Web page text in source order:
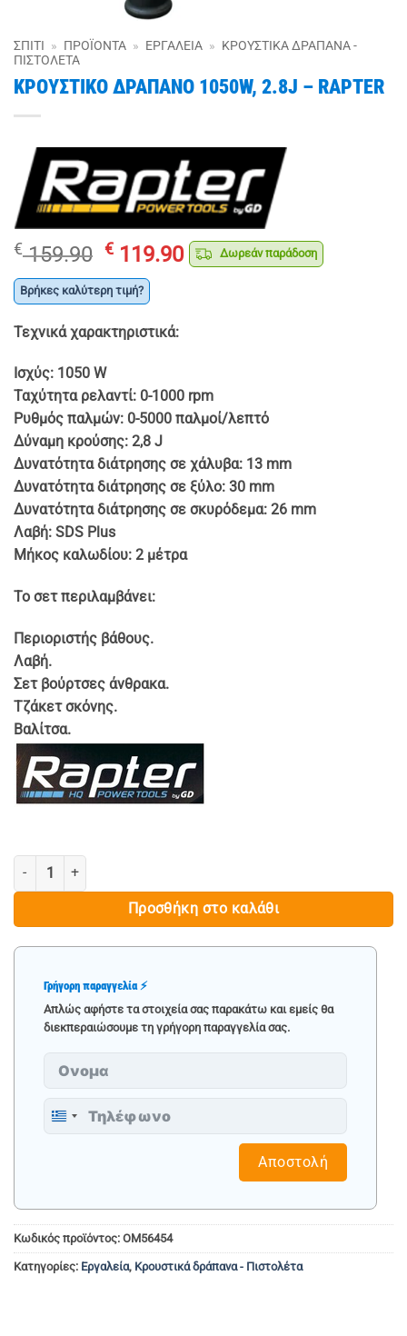
ΣΠΊΤΙ » ΠΡΟΪΌΝΤΑ » ΕΡΓΑΛΕΊΑ » ΚΡΟΥΣΤΙΚΆ ΔΡΆΠΑΝΑ -
ΠΙΣΤΟΛΈΤΑ
ΚΡΟΥΣΤΙΚΟ ΔΡΑΠΑΝΟ 1050W, 2.8J – RAPTER
€159.90 Original
price
was:
€ 119.90Η
τρέχουσα
Δωρεάν παράδοση
Βρήκες καλύτερη τιμή?
Τεχνικά χαρακτηριστικά:
Ισχύς: 1050 W
Ταχύτητα ρελαντί: 0-1000 rpm
Ρυθμός παλμών: 0-5000 παλμοί/λεπτό
Δύναμη κρούσης: 2,8 J
Δυνατότητα διάτρησης σε χάλυβα: 13 mm
Δυνατότητα διάτρησης σε ξύλο: 30 mm
Δυνατότητα διάτρησης σε σκυρόδεμα: 26 mm
Λαβή: SDS Plus
Μήκος καλωδίου: 2 μέτρα
Το σετ περιλαμβάνει:
Περιοριστής βάθους.
Λαβή.
Σετ βούρτσες άνθρακα.
Τζάκετ σκόνης.
Βαλίτσα.
ΚΡΟΥΣΤΙΚΟ ΔΡΑΠΑΝΟ 1050W, 2.8J - RAPTER ποσότητα
Προσθήκη στο καλάθι
Γρήγορη παραγγελία ⚡
Απλώς αφήστε τα στοιχεία σας παρακάτω και εμείς θα
διεκπεραιώσουμε τη γρήγορη παραγγελία σας.
Greece
Αποστολή
Κωδικός προϊόντος: OM56454
Κατηγορίες: Εργαλεία, Κρουστικά δράπανα - Πιστολέτα